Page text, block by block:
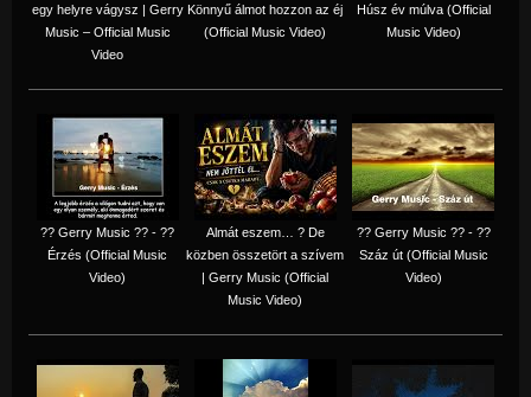
egy helyre vágysz | Gerry
Music – Official Music
Video
Könnyű álmot hozzon az éj
(Official Music Video)
Húsz év múlva (Official
Music Video)
?? Gerry Music ?? - ??
Érzés (Official Music
Video)
Almát eszem… ? De
közben összetört a szívem
| Gerry Music (Official
Music Video)
?? Gerry Music ?? - ??
Száz út (Official Music
Video)